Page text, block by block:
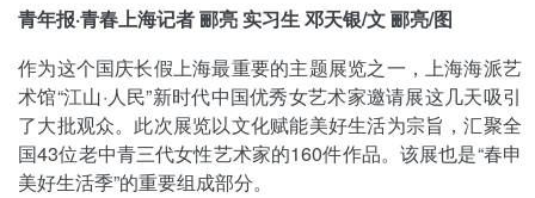
青年报·青春上海记者 郦亮 实习生 邓天银/文郦亮/图
作为这个国庆长假上海最重要的主题展览之一，上海海派艺
术馆“江山·人民”新时代中国优秀女艺术家邀请展这几天吸引
了大批观众。此次展览以文化赋能美好生活为宗旨，汇聚全
国43位老中青三代女性艺术家的160件作品。该展也是“春申
美好生活季”的重要组成部分。